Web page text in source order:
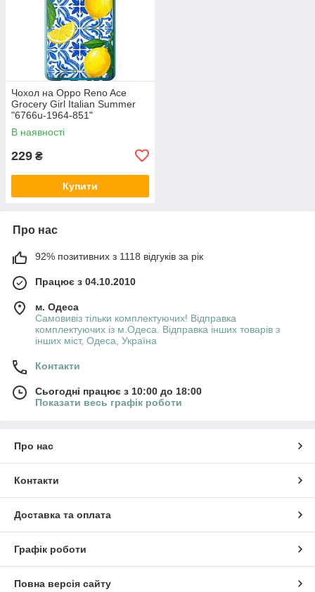
Чохол на Oppo Reno Ace
Grocery Girl Italian Summer
"6766u-1964-851"
В наявності
229 ₴
Купити
Про нас
92% позитивних з 1118 відгуків за рік
Працює з 04.10.2010
м. Одеса
Самовивіз тільки комплектуючих! Відправка
комплектуючих із м.Одеса. Відправка інших товарів з
інших міст, Одеса, Україна
Контакти
Сьогодні працює з 10:00 до 18:00
Показати весь графік роботи
Про нас
Контакти
Доставка та оплата
Графік роботи
Повна версія сайту